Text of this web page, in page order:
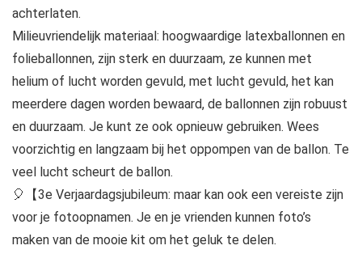
achterlaten.
Milieuvriendelijk materiaal: hoogwaardige latexballonnen en
folieballonnen, zijn sterk en duurzaam, ze kunnen met
helium of lucht worden gevuld, met lucht gevuld, het kan
meerdere dagen worden bewaard, de ballonnen zijn robuust
en duurzaam. Je kunt ze ook opnieuw gebruiken. Wees
voorzichtig en langzaam bij het oppompen van de ballon. Te
veel lucht scheurt de ballon.
🎈【3e Verjaardagsjubileum: maar kan ook een vereiste zijn
voor je fotoopnamen. Je en je vrienden kunnen foto’s
maken van de mooie kit om het geluk te delen.